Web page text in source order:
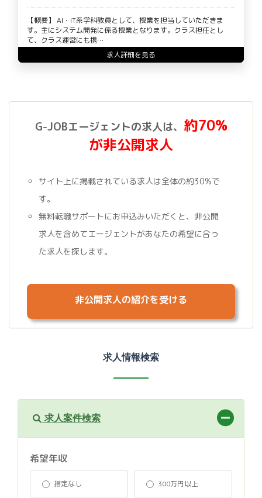
【概要】 AI・IT系学科教員として、授業を担当していただきま
す。主にシステム開発に係る授業となります。クラス担任とし
て、クラス運営にも携…
求人詳細を見る
G-JOBエージェントの求人は、 約70%
が非公開求人
サイト上に掲載されている求人は全体の約30%で
す。
無料転職サポートにお申込みいただくと、非公開
求人を含めてエージェントがあなたの希望に合っ
た求人を探します。
非公開求人の紹介を受ける
求人情報検索
求人案件検索
希望年収
指定なし 300万円以上